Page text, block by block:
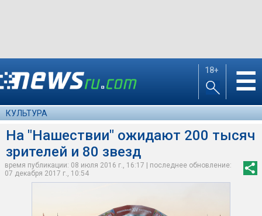
18+ ☰
КУЛЬТУРА
На "Нашествии" ожидают 200 тысяч
зрителей и 80 звезд
время публикации: 08 июля 2016 г., 16:17 | последнее обновление:
07 декабря 2017 г., 10:54